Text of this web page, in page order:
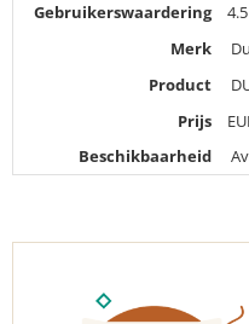
Gebruikerswaardering
4.5
Merk
Product
Prijs
Beschikbaarheid